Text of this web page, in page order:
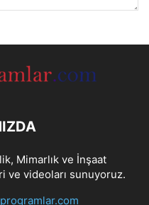
Mimarlık ve İnşaat
ve videoları sunuyoruz.